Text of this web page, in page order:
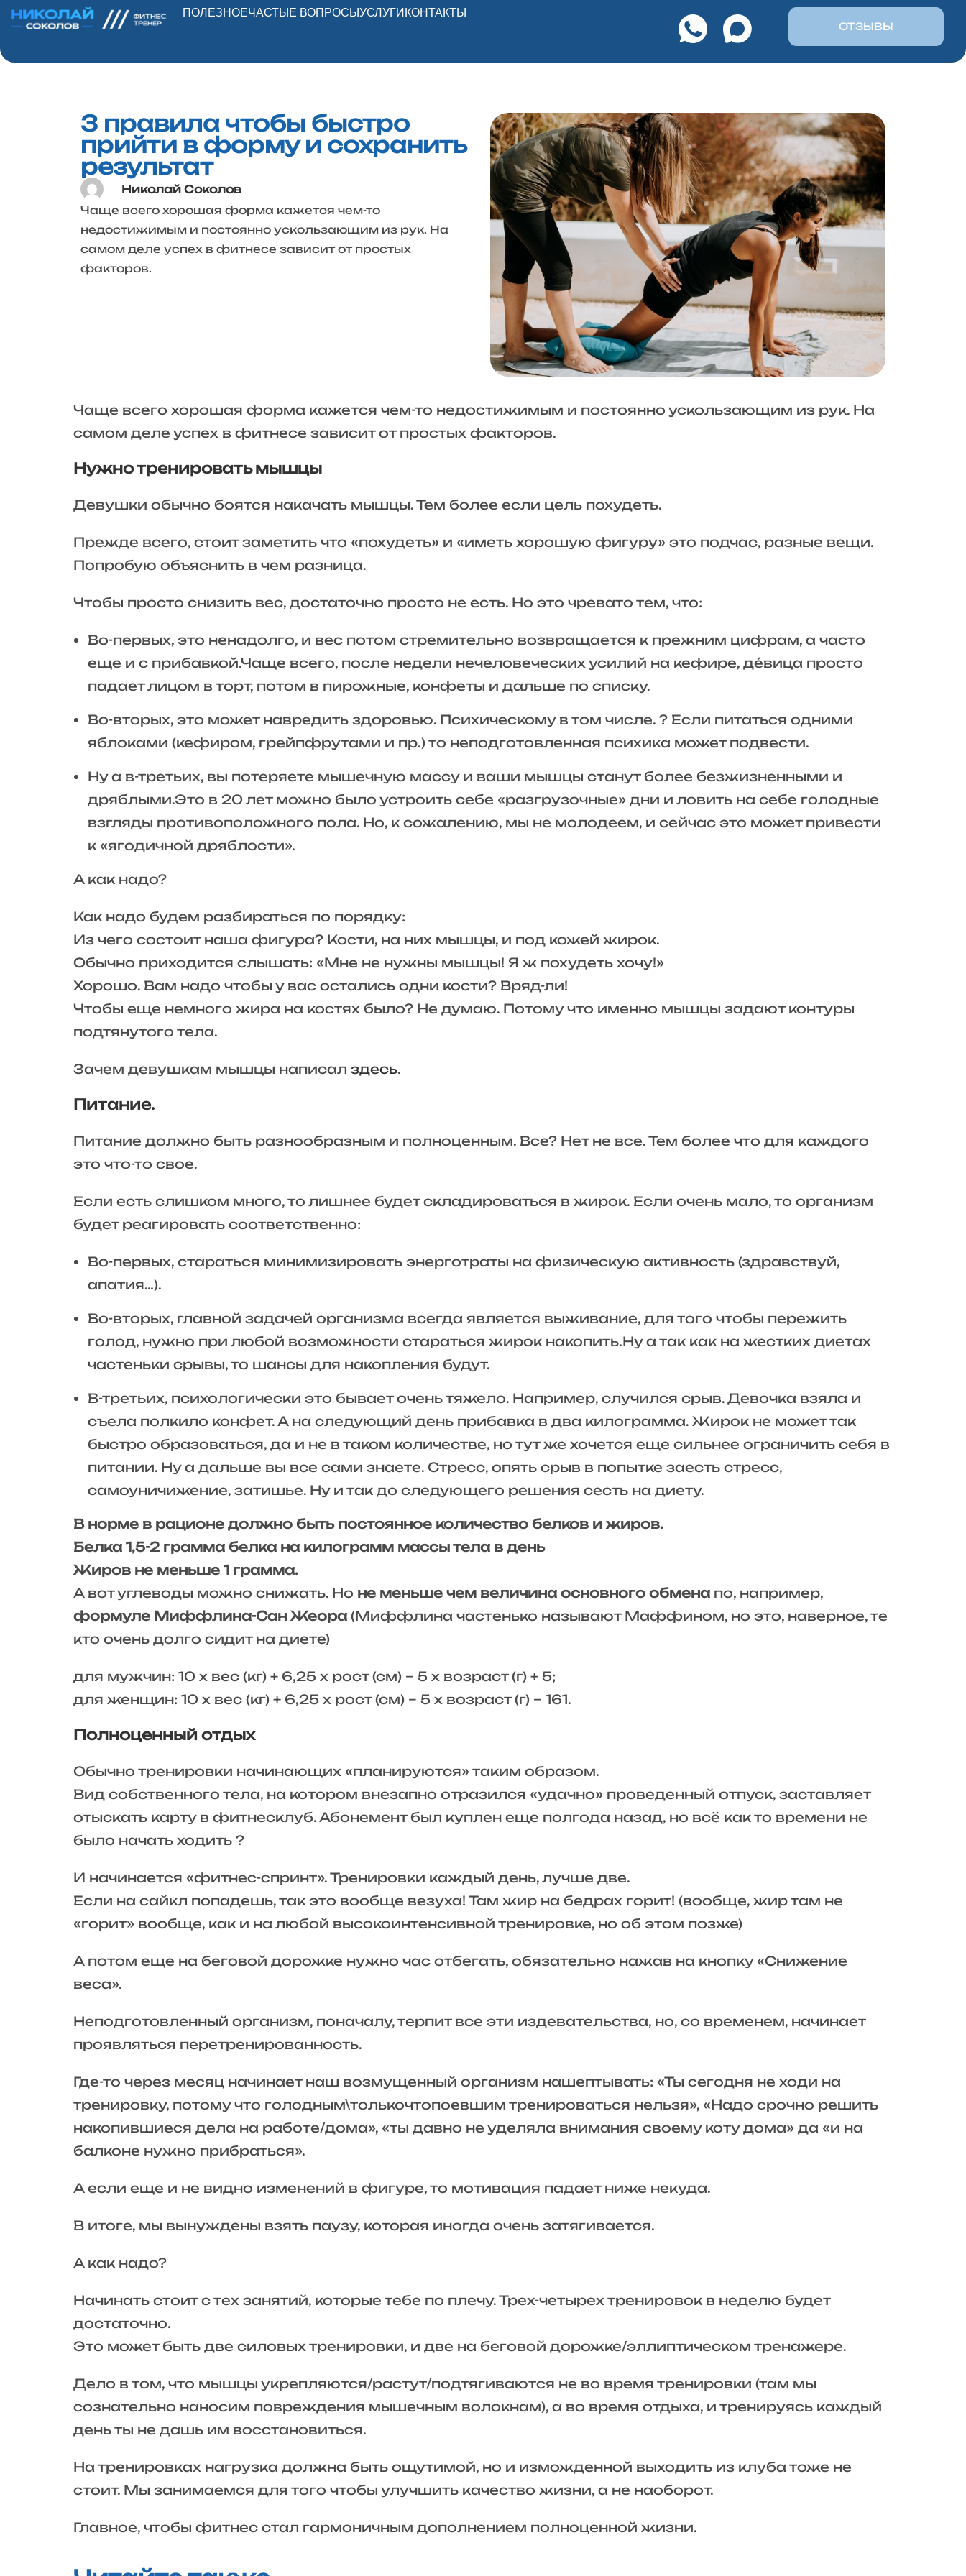
ПОЛЕЗНОЕЧАСТЫЕ ВОПРОСЫУСЛУГИ КОНТАКТЫ
ОТЗЫВЫ
3 правила чтобы быстро
прийти в форму и сохранить
результат
Николай Соколов
Чаще всего хорошая форма кажется чем-то
недостижимым и постоянно ускользающим из рук. На
самом деле успех в фитнесе зависит от простых
факторов.
Чаще всего хорошая форма кажется чем-то недостижимым и постоянно ускользающим из рук. На
самом деле успех в фитнесе зависит от простых факторов.
Нужно тренировать мышцы
Девушки обычно боятся накачать мышцы. Тем более если цель похудеть.
Прежде всего, стоит заметить что «похудеть» и «иметь хорошую фигуру» это подчас, разные вещи.
Попробую объяснить в чем разница.
Чтобы просто снизить вес, достаточно просто не есть. Но это чревато тем, что:
Во-первых, это ненадолго, и вес потом стремительно возвращается к прежним цифрам, а часто
еще и с прибавкой.Чаще всего, после недели нечеловеческих усилий на кефире, де́вица просто
падает лицом в торт, потом в пирожные, конфеты и дальше по списку.
Во-вторых, это может навредить здоровью. Психическому в том числе. ? Если питаться одними
яблоками (кефиром, грейпфрутами и пр.) то неподготовленная психика может подвести.
Ну а в-третьих, вы потеряете мышечную массу и ваши мышцы станут более безжизненными и
дряблыми.Это в 20 лет можно было устроить себе «разгрузочные» дни и ловить на себе голодные
взгляды противоположного пола. Но, к сожалению, мы не молодеем, и сейчас это может привести
к «ягодичной дряблости».
А как надо?
Как надо будем разбираться по порядку:
Из чего состоит наша фигура? Кости, на них мышцы, и под кожей жирок.
Обычно приходится слышать: «Мне не нужны мышцы! Я ж похудеть хочу!»
Хорошо. Вам надо чтобы у вас остались одни кости? Вряд-ли!
Чтобы еще немного жира на костях было? Не думаю. Потому что именно мышцы задают контуры
подтянутого тела.
Зачем девушкам мышцы написал здесь.
Питание.
Питание должно быть разнообразным и полноценным. Все? Нет не все. Тем более что для каждого
это что-то свое.
Если есть слишком много, то лишнее будет складироваться в жирок. Если очень мало, то организм
будет реагировать соответственно:
Во-первых, стараться минимизировать энерготраты на физическую активность (здравствуй,
апатия…).
Во-вторых, главной задачей организма всегда является выживание, для того чтобы пережить
голод, нужно при любой возможности стараться жирок накопить.Ну а так как на жестких диетах
частеньки срывы, то шансы для накопления будут.
В-третьих, психологически это бывает очень тяжело. Например, случился срыв. Девочка взяла и
съела полкило конфет. А на следующий день прибавка в два килограмма. Жирок не может так
быстро образоваться, да и не в таком количестве, но тут же хочется еще сильнее ограничить себя в
питании. Ну а дальше вы все сами знаете. Стресс, опять срыв в попытке заесть стресс,
самоуничижение, затишье. Ну и так до следующего решения сесть на диету.
В норме в рационе должно быть постоянное количество белков и жиров.
Белка 1,5-2 грамма белка на килограмм массы тела в день
Жиров не меньше 1 грамма.
А вот углеводы можно снижать. Но не меньше чем величина основного обмена по, например,
формуле Миффлина-Сан Жеора (Миффлина частенько называют Маффином, но это, наверное, те
кто очень долго сидит на диете)
для мужчин: 10 х вес (кг) + 6,25 x рост (см) – 5 х возраст (г) + 5;
для женщин: 10 x вес (кг) + 6,25 x рост (см) – 5 x возраст (г) – 161.
Полноценный отдых
Обычно тренировки начинающих «планируются» таким образом.
Вид собственного тела, на котором внезапно отразился «удачно» проведенный отпуск, заставляет
отыскать карту в фитнесклуб. Абонемент был куплен еще полгода назад, но всё как то времени не
было начать ходить ?
И начинается «фитнес-спринт». Тренировки каждый день, лучше две.
Если на сайкл попадешь, так это вообще везуха! Там жир на бедрах горит! (вообще, жир там не
«горит» вообще, как и на любой высокоинтенсивной тренировке, но об этом позже)
А потом еще на беговой дорожке нужно час отбегать, обязательно нажав на кнопку «Снижение
веса».
Неподготовленный организм, поначалу, терпит все эти издевательства, но, со временем, начинает
проявляться перетренированность.
Где-то через месяц начинает наш возмущенный организм нашептывать: «Ты сегодня не ходи на
тренировку, потому что голодным\толькочтопоевшим тренироваться нельзя», «Надо срочно решить
накопившиеся дела на работе/дома», «ты давно не уделяла внимания своему коту дома» да «и на
балконе нужно прибраться».
А если еще и не видно изменений в фигуре, то мотивация падает ниже некуда.
В итоге, мы вынуждены взять паузу, которая иногда очень затягивается.
А как надо?
Начинать стоит с тех занятий, которые тебе по плечу. Трех-четырех тренировок в неделю будет
достаточно.
Это может быть две силовых тренировки, и две на беговой дорожке/эллиптическом тренажере.
Дело в том, что мышцы укрепляются/растут/подтягиваются не во время тренировки (там мы
сознательно наносим повреждения мышечным волокнам), а во время отдыха, и тренируясь каждый
день ты не дашь им восстановиться.
На тренировках нагрузка должна быть ощутимой, но и изможденной выходить из клуба тоже не
стоит. Мы занимаемся для того чтобы улучшить качество жизни, а не наоборот.
Главное, чтобы фитнес стал гармоничным дополнением полноценной жизни.